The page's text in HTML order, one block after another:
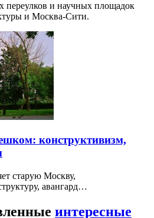
переулков и научных площадок
и Москва-Сити.
конструктивизм,
старую Москву,
авангард…
интересные